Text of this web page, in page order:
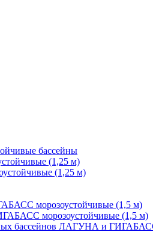
бассейны
(1,25 м)
(1,25 м)
морозоустойчивые (1,5 м)
морозоустойчивые (1,5 м)